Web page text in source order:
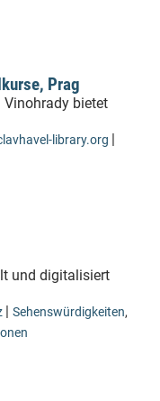
Prag
Vinohrady bietet
library.org |
und digitalisiert
| Sehenswürdigkeiten,